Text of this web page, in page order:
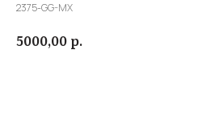
2375-GG-MX
5000,00 р.